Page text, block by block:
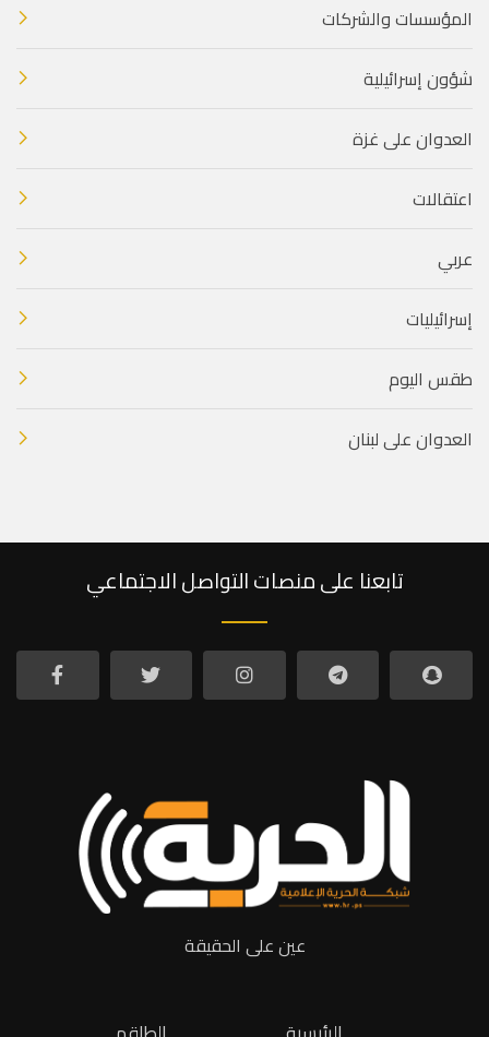
المؤسسات والشركات
شؤون إسرائيلية
العدوان على غزة
اعتقالات
عربي
إسرائيليات
طقس اليوم
العدوان على لبنان
تابعنا على منصات التواصل الاجتماعي
عين على الحقيقة